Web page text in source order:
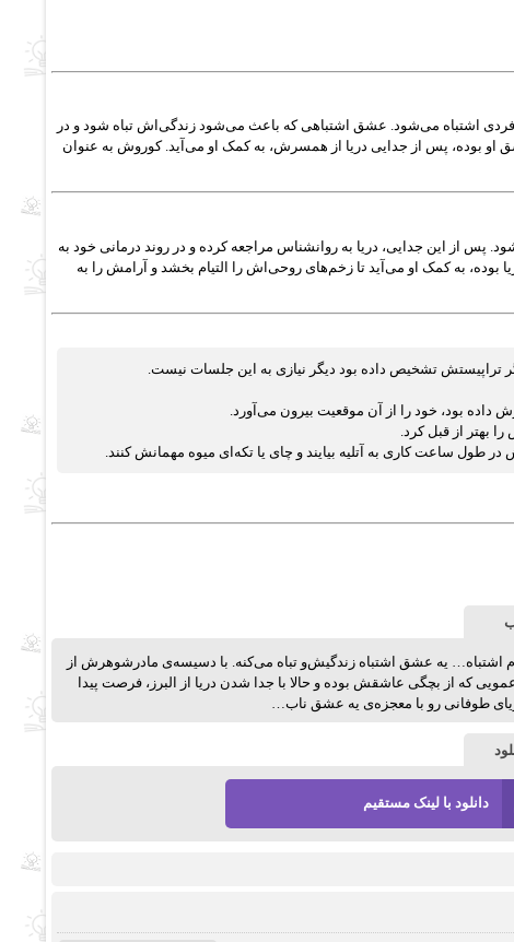
اشتباه می‌شود. عشق اشتباهی که باعث می‌شود زندگی‌اش تباه شود و در
او بوده، پس از جدایی دریا از همسرش، به کمک او می‌آید. کوروش به عنوان
از این جدایی، دریا به روانشناس مراجعه کرده و در روند درمانی خود به
به کمک او می‌آید تا زخم‌های روحی‌اش را التیام بخشد و آرامش را به
تشخیص داده بود دیگر نیازی به این جلسات نیست.
بود، خود را از آن موقعیت بیرون می‌آورد.
بهتر از قبل کرد.
طول ساعت کاری به آتلیه بیایند و چای یا تکه‌ای میوه مهمانش کنند.
یه عشق اشتباه زندگیش‌و تباه می‌کنه. با دسیسه‌ی مادرشوهرش از
از بچگی عاشقش بوده و حالا با جدا شدن دریا از البرز، فرصت پیدا
طوفانی رو با معجزه‌ی یه عشق ناب…
دانلود با لینک مستقیم